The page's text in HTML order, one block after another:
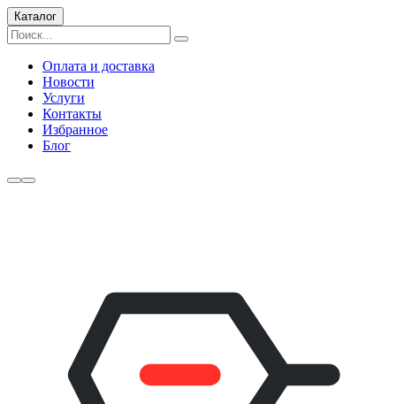
Каталог
Оплата и доставка
Новости
Услуги
Контакты
Избранное
Блог